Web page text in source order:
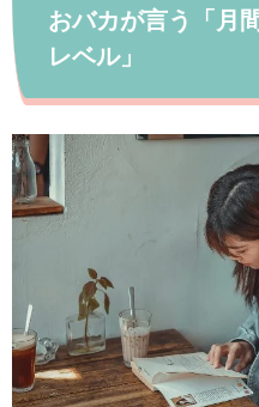
おバカが言う「月
レベル」